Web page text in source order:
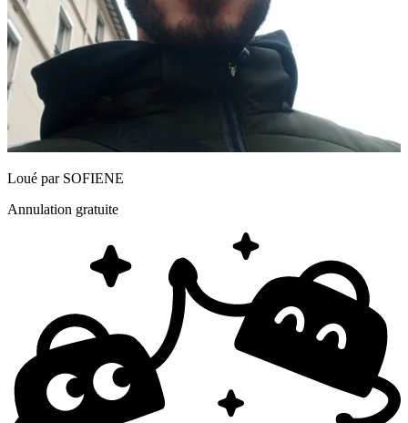
Loué par SOFIENE
Annulation gratuite